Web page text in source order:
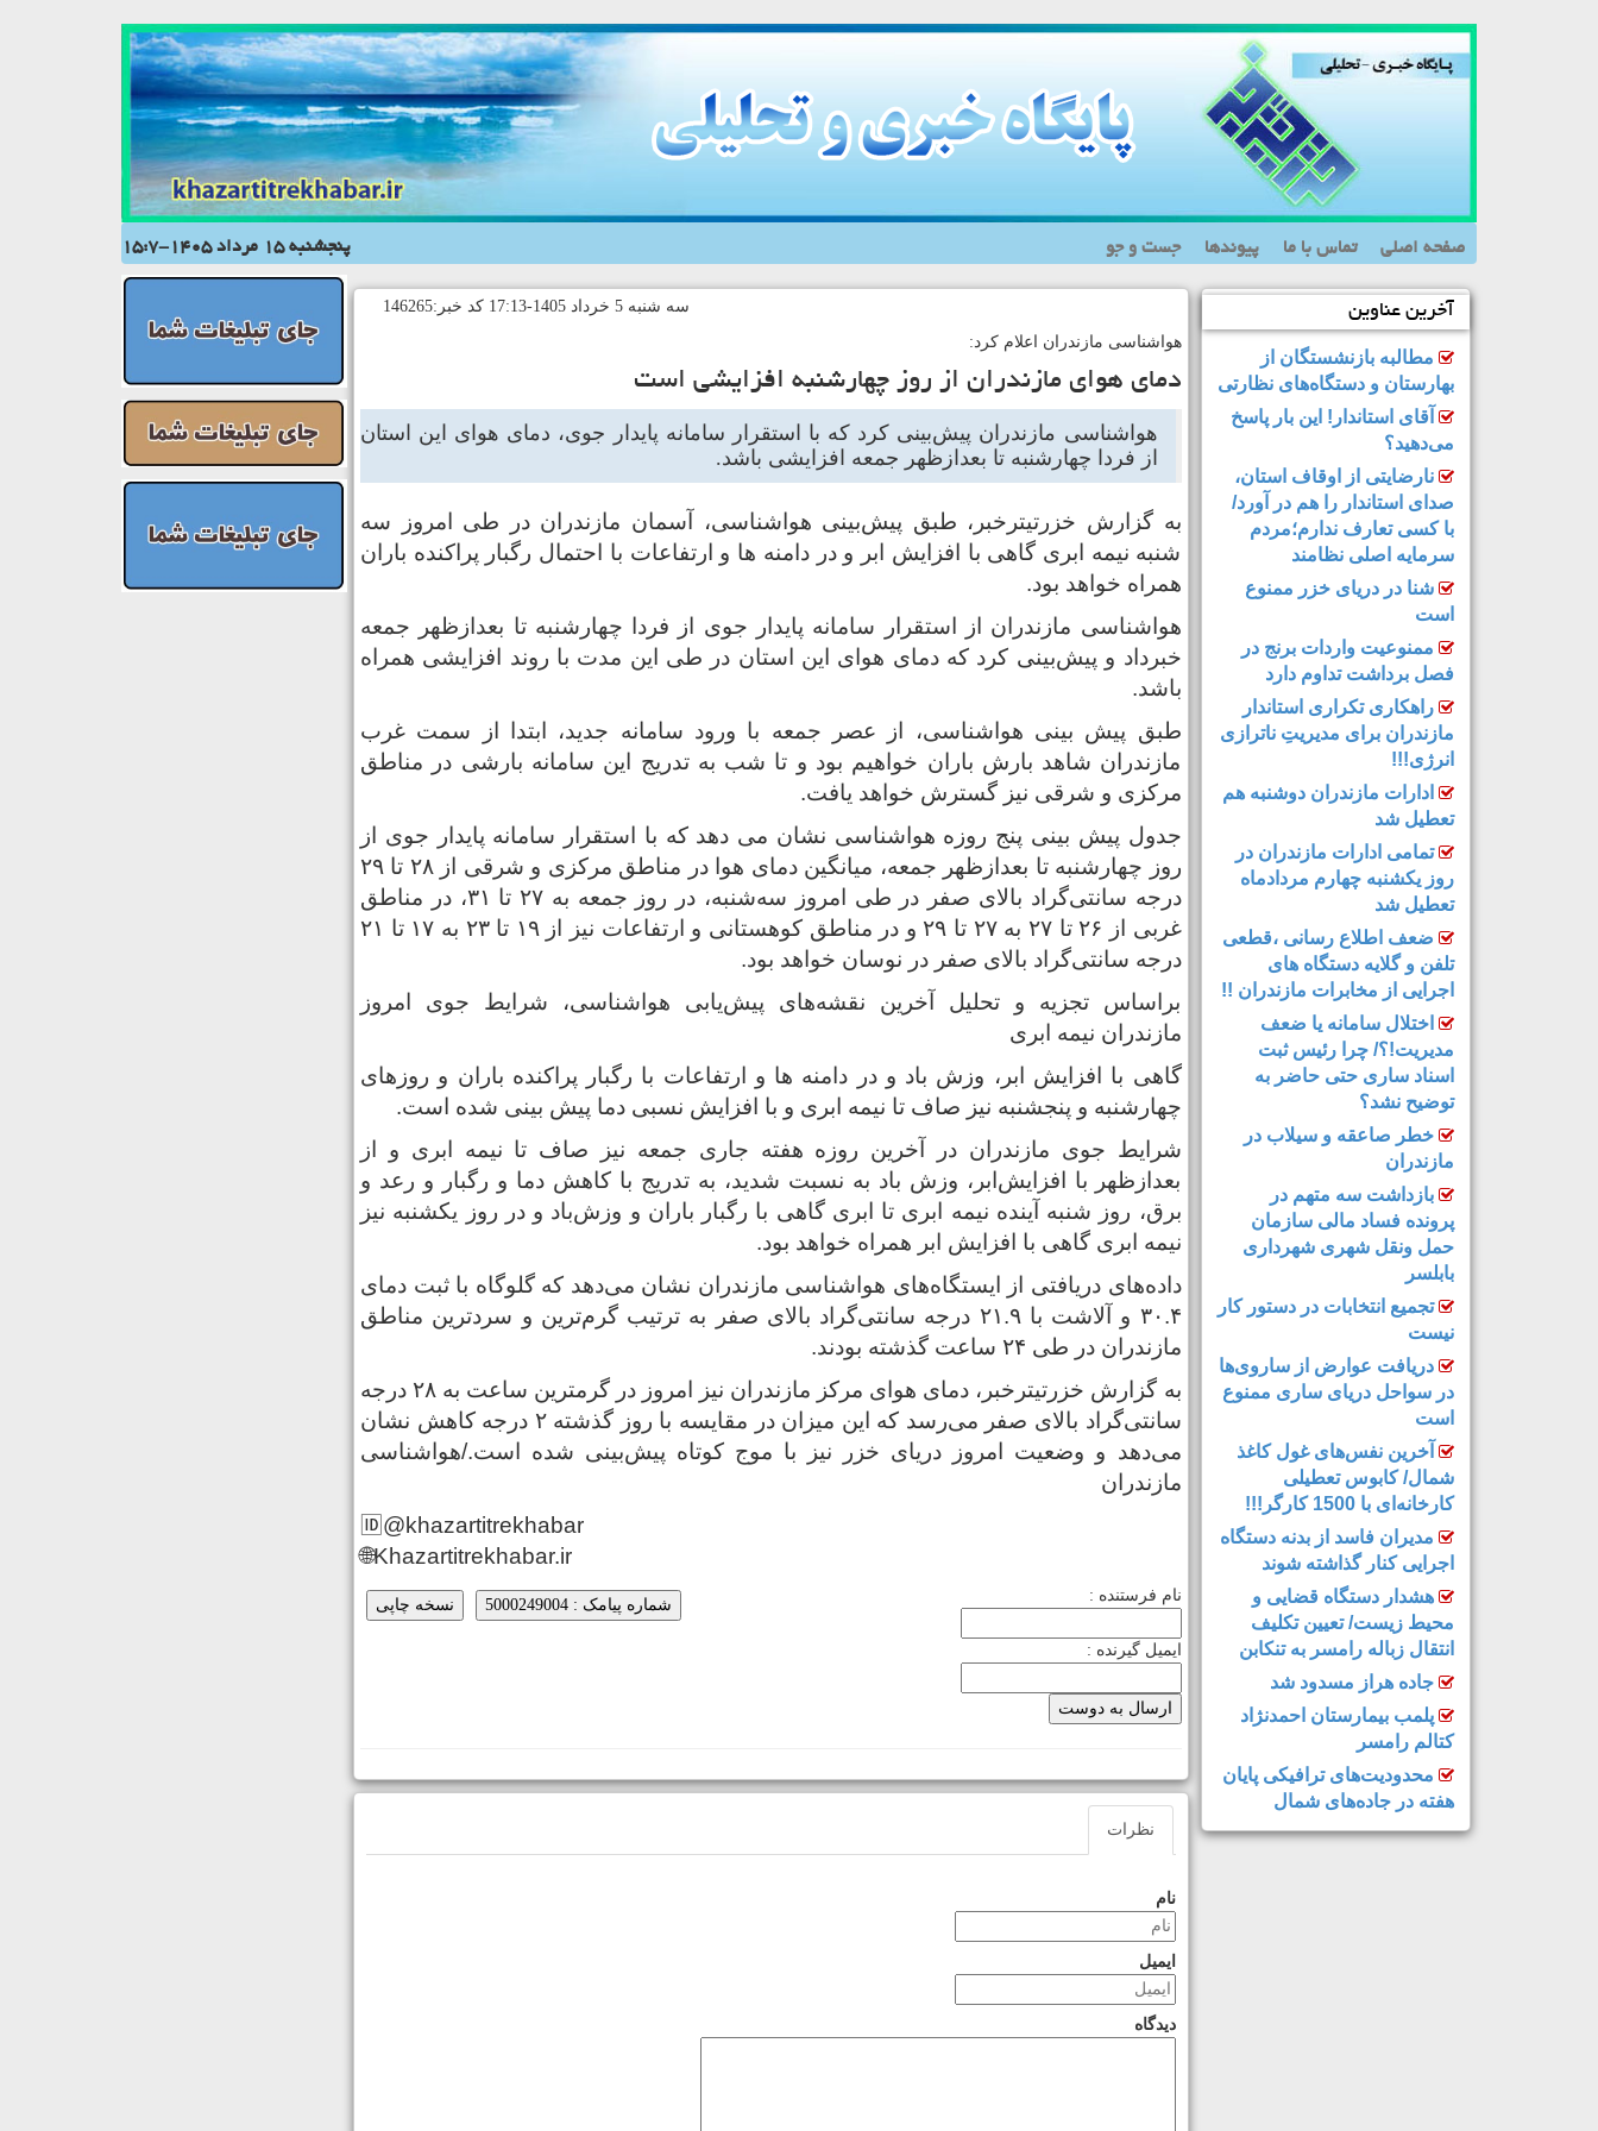
پنجشنبه 15 مرداد 1405-15:7 صفحه اصلی تماس با ما پیوندها جست و جو
آخرین عناوین
مطالبه بازنشستگان از
بهارستان و دستگاه‌های نظارتی
آقای استاندار! این بار پاسخ
می‌دهید؟
نارضایتی از اوقاف استان،
صدای استاندار را هم در آورد/
با کسی تعارف ندارم؛مردم
سرمایه اصلی نظامند
شنا در دریای خزر ممنوع
است
ممنوعیت واردات برنج در
فصل برداشت تداوم دارد
راهکاری تکراری استاندار
مازندران برای مدیریتِ ناترازی
انرژی!!!
ادارات مازندران دوشنبه هم
تعطیل شد
تمامی ادارات مازندران در
روز یکشنبه چهارم مردادماه
تعطیل شد
ضعف اطلاع رسانی ،قطعی
تلفن و گلایه دستگاه های
اجرایی از مخابرات مازندران !!
اختلال سامانه یا ضعف
مدیریت!؟/ چرا رئیس ثبت
اسناد ساری حتی حاضر به
توضیح نشد؟
خطر صاعقه و سیلاب در
مازندران
بازداشت سه متهم در
پرونده فساد مالی سازمان
حمل‌ ونقل شهری شهرداری
بابلسر
تجمیع انتخابات در دستور کار
نیست
دریافت عوارض از ساروی‌ها
در سواحل دریای ساری ممنوع
است
آخرین نفس‌های غول کاغذ
شمال‌/ ‌کابوس تعطیلی
کارخانه‌ای با 1500 کارگر!!!
مدیران فاسد از بدنه دستگاه
اجرایی کنار گذاشته شوند
هشدار دستگاه قضایی و
محیط زیست/ تعیین تکلیف
انتقال زباله رامسر به تنکابن
جاده هراز مسدود شد
پلمب بیمارستان احمدنژاد
کتالم رامسر
محدودیت‌های ترافیکی پایان
هفته در جاده‌های شمال
سه شنبه 5 خرداد 1405-17:13 کد خبر:146265
هواشناسی مازندران اعلام کرد:
دمای هوای مازندران از روز چهارشنبه افزایشی است
هواشناسی مازندران پیش‌بینی کرد که با استقرار سامانه پایدار جوی، دمای هوای این استان
از فردا چهارشنبه تا بعدازظهر جمعه افزایشی باشد.
به گزارش خزرتیترخبر، طبق پیش‌بینی هواشناسی، آسمان مازندران در طی امروز سه
شنبه نیمه ابری گاهی با افزایش ابر و در دامنه ها و ارتفاعات با احتمال رگبار پراکنده باران
همراه خواهد بود.
هواشناسی مازندران از استقرار سامانه پایدار جوی از فردا چهارشنبه تا بعدازظهر جمعه
خبرداد و پیش‌بینی کرد که دمای هوای این استان در طی این مدت با روند افزایشی همراه
باشد.
طبق پیش بینی هواشناسی، از عصر جمعه با ورود سامانه جدید، ابتدا از سمت غرب
مازندران شاهد بارش باران خواهیم بود و تا شب به تدریج این سامانه بارشی در مناطق
مرکزی و شرقی نیز گسترش خواهد یافت.
جدول پیش بینی پنج روزه هواشناسی نشان می دهد که با استقرار سامانه پایدار جوی از
روز چهارشنبه تا بعدازظهر جمعه، میانگین دمای هوا در مناطق مرکزی و شرقی از ۲۸ تا ۲۹
درجه سانتی‌گراد بالای صفر در طی امروز سه‌شنبه، در روز جمعه به ۲۷ تا ۳۱، در مناطق
غربی از ۲۶ تا ۲۷ به ۲۷ تا ۲۹ و در مناطق کوهستانی و ارتفاعات نیز از ۱۹ تا ۲۳ به ۱۷ تا ۲۱
درجه سانتی‌گراد بالای صفر در نوسان خواهد بود.
براساس تجزیه و تحلیل آخرین نقشه‌های پیش‌یابی هواشناسی، شرایط جوی امروز
مازندران نیمه‌ ابری
گاهی با افزایش ابر، وزش باد و در دامنه ها و ارتفاعات با رگبار پراکنده باران و روزهای
چهارشنبه و پنجشنبه نیز صاف تا نیمه‌ ابری و با افزایش‌ نسبی‌ دما پیش بینی شده است.
شرایط جوی مازندران در آخرین روزه هفته جاری جمعه نیز صاف تا نیمه‌ ابری و از
بعدازظهر با افزایش‌ابر، وزش‌ باد به نسبت شدید، به تدریج با کاهش دما و رگبار و رعد و
برق، روز شنبه آینده نیمه ابری تا ابری گاهی با رگبار باران و وزش‌باد و در روز یکشنبه نیز
نیمه‌ ابری گاهی با افزایش‌ ابر همراه خواهد بود.
داده‌های دریافتی از ایستگاه‌های هواشناسی مازندران نشان می‌دهد که گلوگاه با ثبت دمای
۳۰.۴ و آلاشت با ۲۱.۹ درجه سانتی‌گراد بالای صفر به ترتیب گرم‌ترین و سردترین مناطق
مازندران در طی ۲۴ ساعت گذشته بودند.
به گزارش خزرتیترخبر، دمای هوای مرکز مازندران نیز امروز در گرمترین ساعت به ۲۸ درجه
سانتی‌گراد بالای صفر می‌رسد که این میزان در مقایسه با روز گذشته ۲ درجه کاهش نشان
می‌دهد و وضعیت امروز دریای خزر نیز با موج کوتاه پیش‌بینی شده است./هواشناسی
مازندران
🆔@khazartitrekhabar
🌐Khazartitrekhabar.ir
نسخه چاپی شماره پیامک : 5000249004
نام فرستنده :
ایمیل گیرنده :
نظرات
نام
ایمیل
دیدگاه